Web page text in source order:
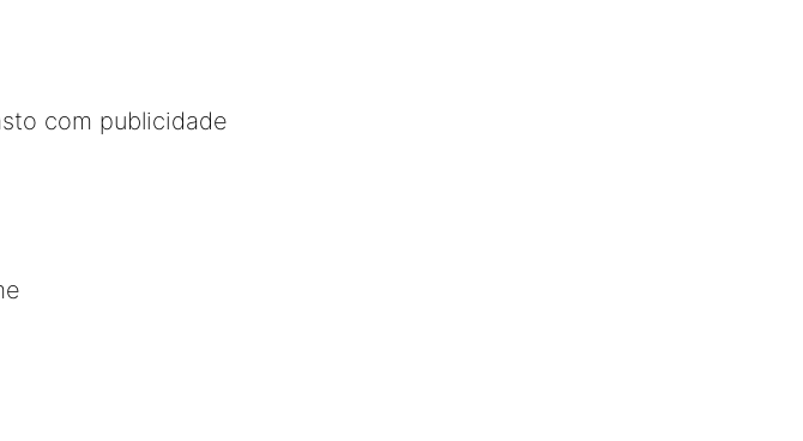
com publicidade